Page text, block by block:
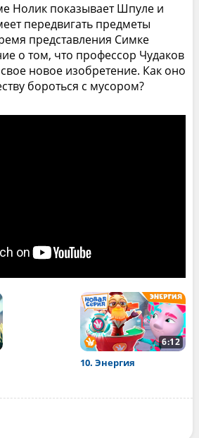
Нолик показывает Шпуле и
передвигать предметы
представления Симке
о том, что профессор Чудаков
новое изобретение. Как оно
бороться с мусором?
6:12
10. Энергия